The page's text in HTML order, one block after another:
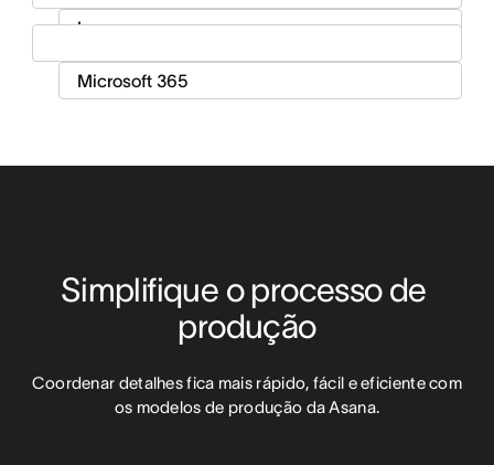
Simplifique o processo de
produção
Coordenar detalhes fica mais rápido, fácil e eficiente com
os modelos de produção da Asana.